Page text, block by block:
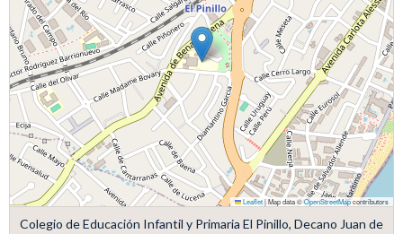
Leaflet|Map data ©OpenStreetMapcontributors
Colegio de Educación Infantil y Primaria El Pinillo, Decano Juan de